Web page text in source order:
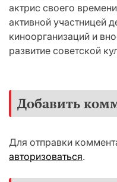
актрис своего
активной участницей
киноорганизаций и
развитие советской
Добавить
Для отправки
авторизоваться.